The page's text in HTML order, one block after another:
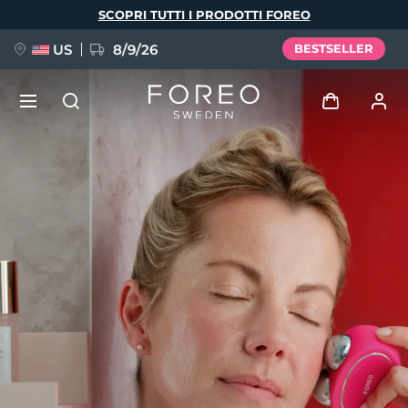
SCOPRI TUTTI I PRODOTTI FOREO
US 8/9/26 BESTSELLER
Profilo utente
I miei dispositivi
I miei ordini
I miei indirizzi
I miei abbonamenti
FAQ™ Pure Beauty-Tech Elixir
BREAKING NEWS
issa™ Teeth Whitening Set
Deutsch
Español
Italiano
Português
Svenska
Русский
简体中文 繁體中文